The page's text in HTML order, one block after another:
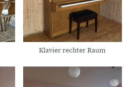
Klavier rechter Raum